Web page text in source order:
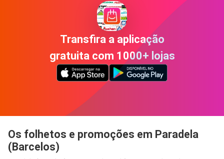
Transfira a aplicação
gratuita com 1000+ lojas
Os folhetos e promoções em Paradela
(Barcelos)